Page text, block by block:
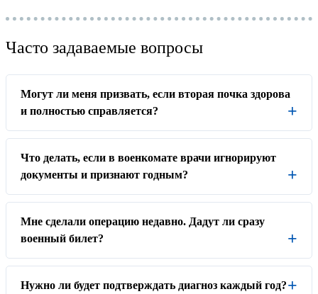
Часто задаваемые вопросы
Могут ли меня призвать, если вторая почка здорова
и полностью справляется?
Что делать, если в военкомате врачи игнорируют
документы и признают годным?
Мне сделали операцию недавно. Дадут ли сразу
военный билет?
Нужно ли будет подтверждать диагноз каждый год?